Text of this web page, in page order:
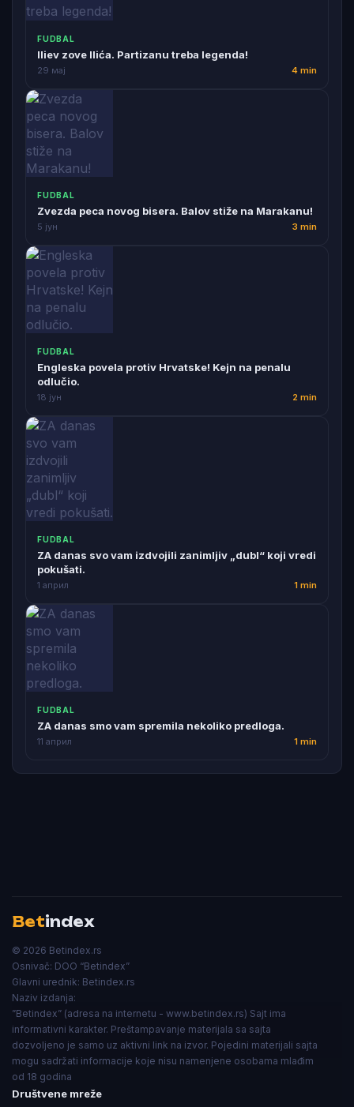
FUDBAL
Iliev zove Ilića. Partizanu treba legenda!
29 мај 4 min
FUDBAL
Zvezda peca novog bisera. Balov stiže na Marakanu!
5 јун 3 min
FUDBAL
Engleska povela protiv Hrvatske! Kejn na penalu
odlučio.
18 јун 2 min
FUDBAL
ZA danas svo vam izdvojili zanimljiv „dubl“ koji vredi
pokušati.
1 април 1 min
FUDBAL
ZA danas smo vam spremila nekoliko predloga.
11 април 1 min
Betindex
© 2026 Betindex.rs
Osnivač: DOO “Betindex”
Glavni urednik: Betindex.rs
Naziv izdanja:
”Betindex” (adresa na internetu - www.betindex.rs) Sajt ima
informativni karakter. Preštampavanje materijala sa sajta
dozvoljeno je samo uz aktivni link na izvor. Pojedini materijali sajta
mogu sadržati informacije koje nisu namenjene osobama mlađim
od 18 godina
Društvene mreže